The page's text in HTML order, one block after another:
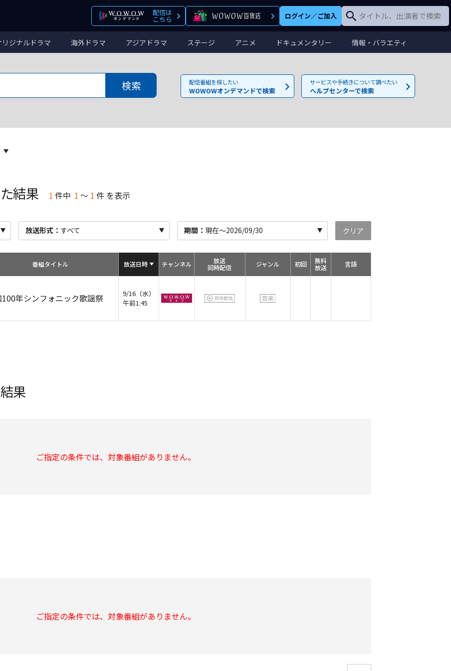
配信は
こちら ログイン／ご加入
リジナルドラマ 海外ドラマ アジアドラマ ステージ アニメ ドキュメンタリー 情報・バラエティ
配信番組を探したい
WOWOWオンデマンドで検索
サービスや手続きについて調べたい
ヘルプセンターで検索
結果 1 件中 1 ～ 1 件 を表示
放送形式：すべて 期間： 現在～2026/09/30 クリア
番組タイトル 放送日時 チャンネル
放送
同時配信
ジャンル 初回
無料
放送
言語
100年シンフォニック歌謡祭
9/16（水）
午前1:45
果
ご指定の条件では、対象番組がありません。
ご指定の条件では、対象番組がありません。